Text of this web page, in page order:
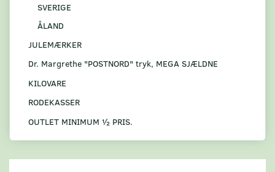
SVERIGE
ÅLAND
JULEMÆRKER
Dr. Margrethe "POSTNORD" tryk, MEGA SJÆLDNE
KILOVARE
RODEKASSER
OUTLET MINIMUM ½ PRIS.